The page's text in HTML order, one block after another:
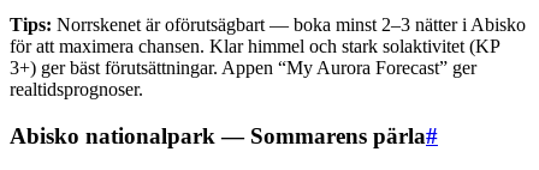
Tips: Norrskenet är oförutsägbart — boka minst 2–3 nätter i Abisko
för att maximera chansen. Klar himmel och stark solaktivitet (KP
3+) ger bäst förutsättningar. Appen “My Aurora Forecast” ger
realtidsprognoser.
Abisko nationalpark — Sommarens pärla#